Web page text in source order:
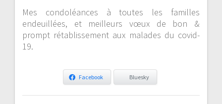
Mes condoléances à toutes les familles
endeuillées, et meilleurs vœux de bon &
prompt rétablissement aux malades du covid-
19.
Facebook Bluesky